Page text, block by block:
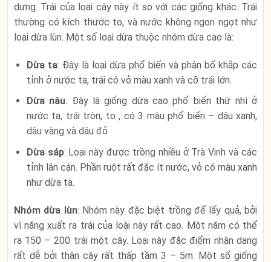
dựng. Trái của loại cây này ít so với các giống khác. Trái
thường có kích thước to, và nước không ngon ngọt như
loại dừa lùn. Một số loại dừa thuộc nhóm dừa cao là:
Dừa ta: Đây là loại dừa phổ biến và phân bố khắp các
tỉnh ở nước ta, trái có vỏ màu xanh và cỡ trái lớn.
Dừa nâu: Đây là giống dừa cao phổ biến thứ nhì ở
nước ta, trái tròn, to , có 3 màu phổ biến – dâu xanh,
dâu vàng và dâu đỏ
Dừa sáp: Loại này được trồng nhiều ở Trà Vinh và các
tỉnh lân cận. Phần ruột rất đặc ít nước, vỏ có màu xanh
như dừa ta.
Nhóm dừa lùn: Nhóm này đặc biệt trồng để lấy quả, bởi
vì năng xuất ra trái của loài này rất cao. Một năm có thể
ra 150 – 200 trái một cây. Loại này đặc điểm nhận dạng
rất dễ bởi thân cây rất thấp tầm 3 – 5m. Một số giống